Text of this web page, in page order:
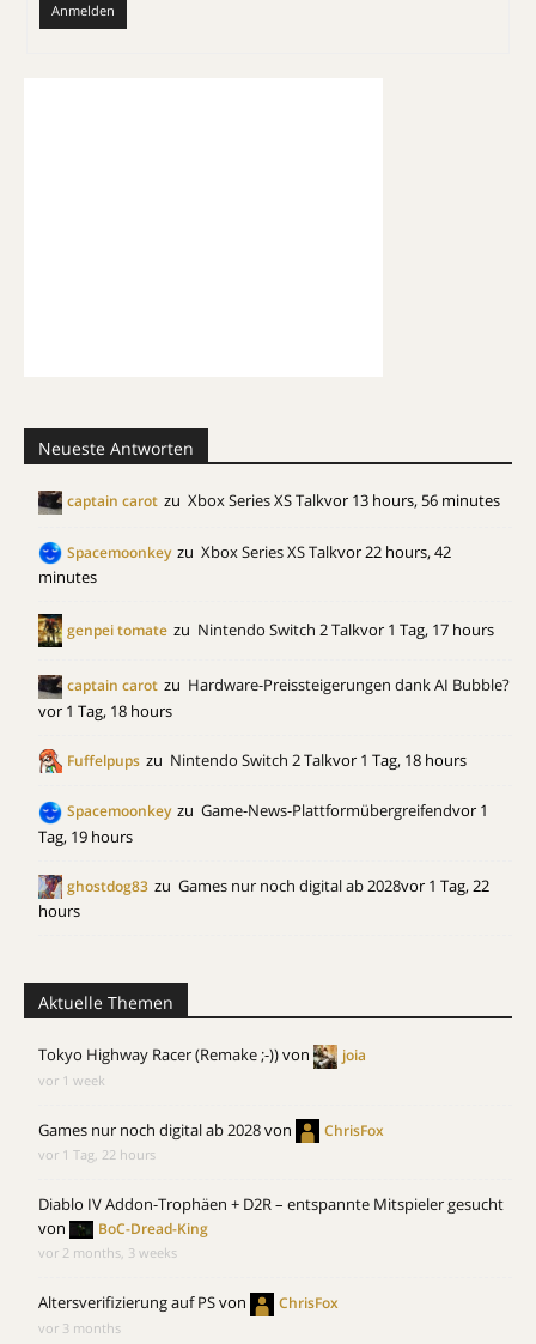
Anmelden
Neueste Antworten
captain carot zu Xbox Series XS Talkvor 13 hours, 56 minutes
Spacemoonkey zu Xbox Series XS Talkvor 22 hours, 42
minutes
genpei tomate zu Nintendo Switch 2 Talkvor 1 Tag, 17 hours
captain carot zu Hardware-Preissteigerungen dank AI Bubble?
vor 1 Tag, 18 hours
Fuffelpups zu Nintendo Switch 2 Talkvor 1 Tag, 18 hours
Spacemoonkey zu Game-News-Plattformübergreifendvor 1
Tag, 19 hours
ghostdog83 zu Games nur noch digital ab 2028vor 1 Tag, 22
hours
Aktuelle Themen
Tokyo Highway Racer (Remake ;-))von joia
vor 1 week
Games nur noch digital ab 2028von ChrisFox
vor 1 Tag, 22 hours
Diablo IV Addon-Trophäen + D2R – entspannte Mitspieler gesucht
von
BoC-Dread-King
vor 2 months, 3 weeks
Altersverifizierung auf PSvon ChrisFox
vor 3 months